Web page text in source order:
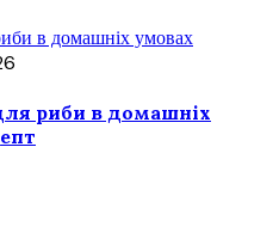
риби в домашніх